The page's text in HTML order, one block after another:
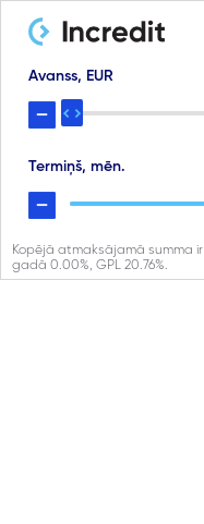
Avanss, EUR
Termiņš, mēn.
Kopējā atmaksājamā summa ir
gadā 0.00%, GPL 20.76%.